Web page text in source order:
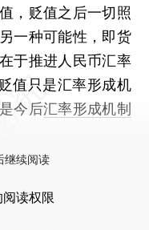
，贬值之后一切照
一种可能性，即货
于推进人民币汇率
值只是汇率形成机
今后汇率形成机制
继续阅读
阅读权限